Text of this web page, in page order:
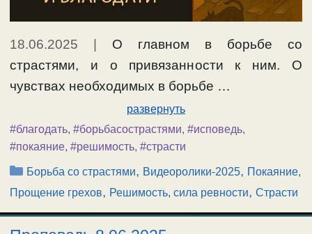
18.06.2025
О главном в борьбе со
страстями, и о привязанности к ним. О
чувствах необходимых в борьбе …
развернуть
#благодать, #борьбасострастями, #исповедь,
#покаяние, #решимость, #страсти
Рубрики
Борьба со страстями, Видеоролики-2025, Покаяние,
Прощение грехов, Решимость, сила ревности, Страсти